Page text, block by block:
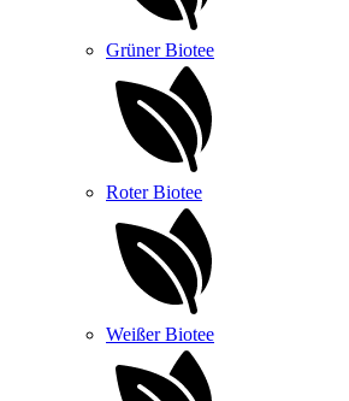
Grüner Biotee
Roter Biotee
Weißer Biotee